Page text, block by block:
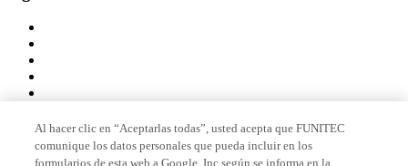
Miembro de
Al hacer clic en “Aceptarlas todas”, usted acepta que FUNITEC
comunique los datos personales que pueda incluir en los
formularios de esta web a Google, Inc según se informa en la